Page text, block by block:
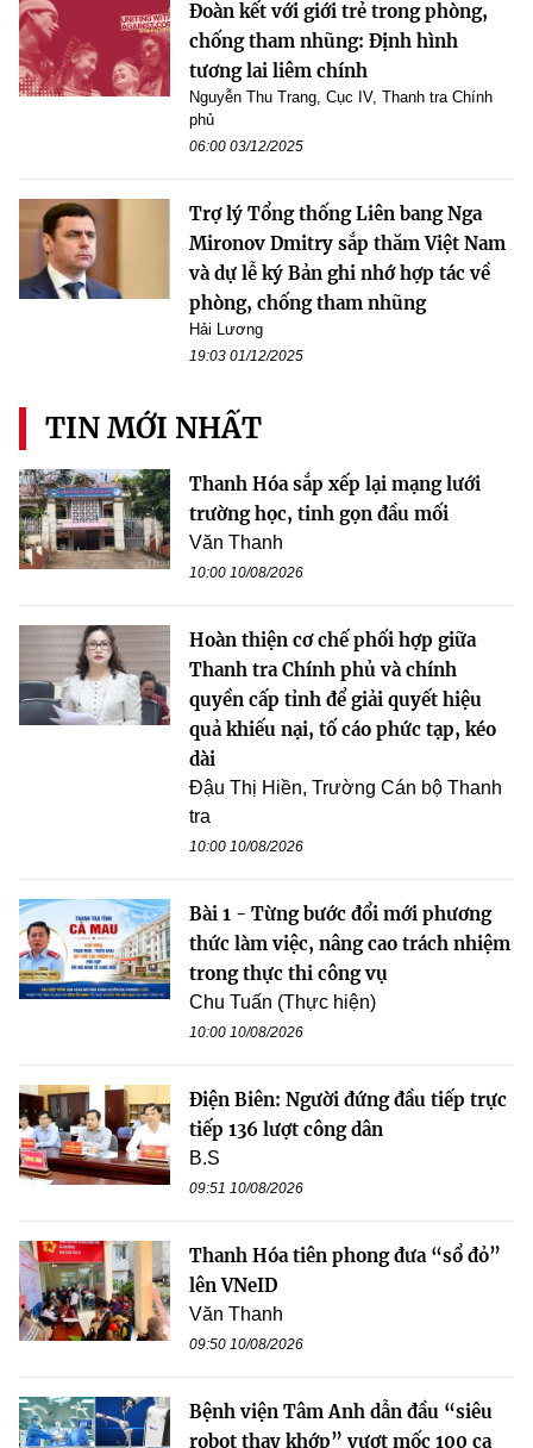
Đoàn kết với giới trẻ trong phòng,
chống tham nhũng: Định hình
tương lai liêm chính
Nguyễn Thu Trang, Cục IV, Thanh tra Chính
phủ
06:00 03/12/2025
Trợ lý Tổng thống Liên bang Nga
Mironov Dmitry sắp thăm Việt Nam
và dự lễ ký Bản ghi nhớ hợp tác về
phòng, chống tham nhũng
Hải Lương
19:03 01/12/2025
TIN MỚI NHẤT
Thanh Hóa sắp xếp lại mạng lưới
trường học, tinh gọn đầu mối
Văn Thanh
10:00 10/08/2026
Hoàn thiện cơ chế phối hợp giữa
Thanh tra Chính phủ và chính
quyền cấp tỉnh để giải quyết hiệu
quả khiếu nại, tố cáo phức tạp, kéo
dài
Đậu Thị Hiền, Trường Cán bộ Thanh
tra
10:00 10/08/2026
Bài 1 - Từng bước đổi mới phương
thức làm việc, nâng cao trách nhiệm
trong thực thi công vụ
Chu Tuấn (Thực hiện)
10:00 10/08/2026
Điện Biên: Người đứng đầu tiếp trực
tiếp 136 lượt công dân
B.S
09:51 10/08/2026
Thanh Hóa tiên phong đưa “sổ đỏ”
lên VNeID
Văn Thanh
09:50 10/08/2026
Bệnh viện Tâm Anh dẫn đầu “siêu
robot thay khớp” vượt mốc 100 ca